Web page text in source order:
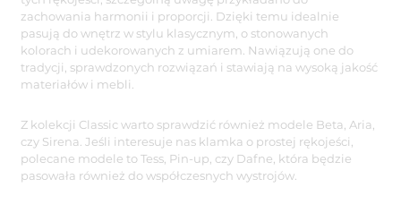
zachowania harmonii i proporcji. Dzięki temu idealnie
pasują do wnętrz w stylu klasycznym, o stonowanych
kolorach i udekorowanych z umiarem. Nawiązują one do
tradycji, sprawdzonych rozwiązań i stawiają na wysoką jakość
materiałów i mebli.
Z kolekcji Classic warto sprawdzić również modele Beta, Aria,
czy Sirena. Jeśli interesuje nas klamka o prostej rękojeści,
polecane modele to Tess, Pin-up, czy Dafne, która będzie
pasowała również do współczesnych wystrojów.